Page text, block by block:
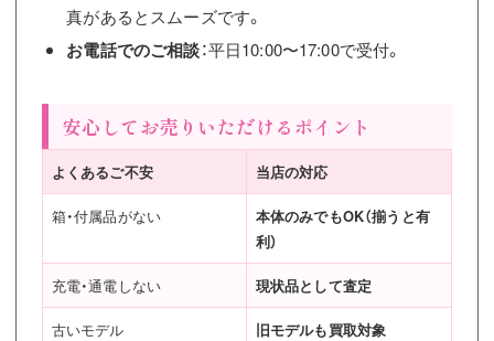
真があるとスムーズです。
お電話でのご相談：平日10:00〜17:00で受付。
安心してお売りいただけるポイント
よくあるご不安 当店の対応
箱・付属品がない
本体のみでもOK（揃うと有
利）
充電・通電しない 現状品として査定
古いモデル 旧モデルも買取対象